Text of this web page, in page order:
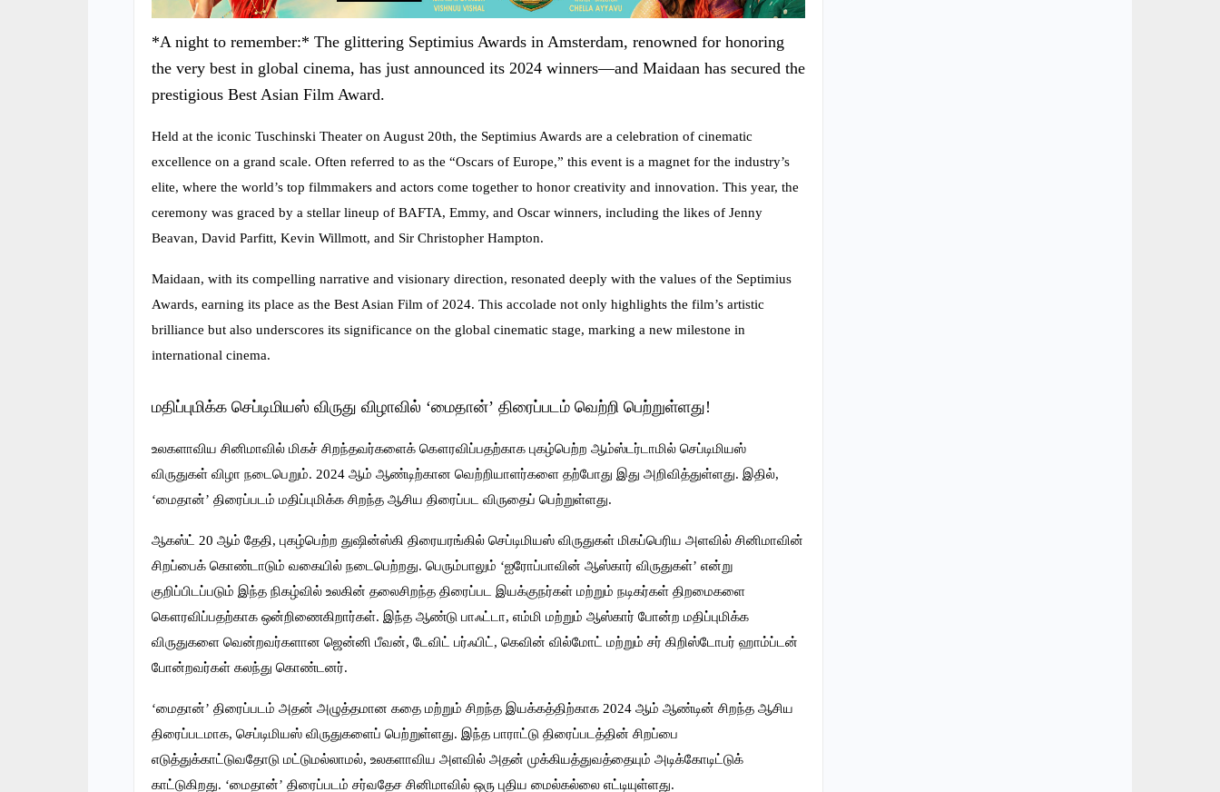
*A night to remember:* The glittering Septimius Awards in Amsterdam, renowned for honoring
the very best in global cinema, has just announced its 2024 winners—and Maidaan has secured the
prestigious Best Asian Film Award.
Held at the iconic Tuschinski Theater on August 20th, the Septimius Awards are a celebration of cinematic
excellence on a grand scale. Often referred to as the “Oscars of Europe,” this event is a magnet for the industry’s
elite, where the world’s top filmmakers and actors come together to honor creativity and innovation. This year, the
ceremony was graced by a stellar lineup of BAFTA, Emmy, and Oscar winners, including the likes of Jenny
Beavan, David Parfitt, Kevin Willmott, and Sir Christopher Hampton.
Maidaan, with its compelling narrative and visionary direction, resonated deeply with the values of the Septimius
Awards, earning its place as the Best Asian Film of 2024. This accolade not only highlights the film’s artistic
brilliance but also underscores its significance on the global cinematic stage, marking a new milestone in
international cinema.
மதிப்புமிக்க செப்டிமியஸ் விருது விழாவில் ‘மைதான்’ திரைப்படம் வெற்றி பெற்றுள்ளது!
உலகளாவிய சினிமாவில் மிகச் சிறந்தவர்களைக் கௌரவிப்பதற்காக புகழ்பெற்ற ஆம்ஸ்டர்டாமில் செப்டிமியஸ்
விருதுகள் விழா நடைபெறும். 2024 ஆம் ஆண்டிற்கான வெற்றியாளர்களை தற்போது இது அறிவித்துள்ளது. இதில்,
‘மைதான்’ திரைப்படம் மதிப்புமிக்க சிறந்த ஆசிய திரைப்பட விருதைப் பெற்றுள்ளது.
ஆகஸ்ட் 20 ஆம் தேதி, புகழ்பெற்ற துஷின்ஸ்கி திரையரங்கில் செப்டிமியஸ் விருதுகள் மிகப்பெரிய அளவில் சினிமாவின்
சிறப்பைக் கொண்டாடும் வகையில் நடைபெற்றது. பெரும்பாலும் ‘ஐரோப்பாவின் ஆஸ்கார் விருதுகள்’ என்று
குறிப்பிடப்படும் இந்த நிகழ்வில் உலகின் தலைசிறந்த திரைப்பட இயக்குநர்கள் மற்றும் நடிகர்கள் திறமைகளை
கௌரவிப்பதற்காக ஒன்றிணைகிறார்கள். இந்த ஆண்டு பாஃட்டா, எம்மி மற்றும் ஆஸ்கார் போன்ற மதிப்புமிக்க
விருதுகளை வென்றவர்களான ஜென்னி பீவன், டேவிட் பர்ஃபிட், கெவின் வில்மோட் மற்றும் சர் கிறிஸ்டோபர் ஹாம்ப்டன்
போன்றவர்கள் கலந்து கொண்டனர்.
‘மைதான்’ திரைப்படம் அதன் அழுத்தமான கதை மற்றும் சிறந்த இயக்கத்திற்காக 2024 ஆம் ஆண்டின் சிறந்த ஆசிய
திரைப்படமாக, செப்டிமியஸ் விருதுகளைப் பெற்றுள்ளது. இந்த பாராட்டு திரைப்படத்தின் சிறப்பை
எடுத்துக்காட்டுவதோடு மட்டுமல்லாமல், உலகளாவிய அளவில் அதன் முக்கியத்துவத்தையும் அடிக்கோடிட்டுக்
காட்டுகிறது. ‘மைதான்’ திரைப்படம் சர்வதேச சினிமாவில் ஒரு புதிய மைல்கல்லை எட்டியுள்ளது.